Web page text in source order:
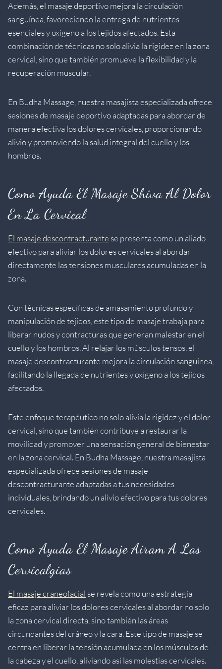
Además, el masaje deportivo mejora la circulación
sanguínea, favoreciendo la entrega de nutrientes
esenciales y oxígeno a los tejidos afectados. Esta
combinación de técnicas no solo alivia la rigidez en la zona
cervical, sino que también promueve la flexibilidad y la
recuperación muscular.
En Budha Massage, nuestra masajista especializada ofrece
sesiones de masaje deportivo adaptadas para abordar de
manera efectiva los dolores cervicales, proporcionando
alivio y promoviendo la salud integral del cuello y los
hombros.
Como Ayuda El Masaje Shiva Al Dolor
En La Cervical
El masaje descontracturante se presenta como un aliado
efectivo para aliviar los dolores cervicales al abordar
directamente las tensiones musculares acumuladas en la
zona.
Con técnicas específicas de amasamiento profundo y
manipulación de tejidos, este tipo de masaje trabaja para
liberar nudos y contracturas que generan malestar en el
cuello y los hombros. Al relajar los músculos tensos, el
masaje descontracturante mejora la circulación sanguínea,
facilitando la llegada de nutrientes y oxígeno a los tejidos
afectados.
Este enfoque terapéutico no solo alivia la rigidez y el dolor
cervical, sino que también contribuye a restaurar la
movilidad y promover una sensación general de bienestar
en la zona cervical. En Budha Massage, nuestra masajista
especializada ofrece sesiones de masaje
descontracturante adaptadas a tus necesidades
individuales, brindando un alivio efectivo para tus dolores
cervicales.
Como Ayuda El Masaje Airam A Las
Cervicalgias
El masaje craneofacial se revela como una estrategia
eficaz para aliviar los dolores cervicales al abordar no solo
la zona cervical directa, sino también las áreas
circundantes del cráneo y la cara. Este tipo de masaje se
centra en liberar la tensión acumulada en los músculos de
la cabeza y el cuello, aliviando así las molestias cervicales.